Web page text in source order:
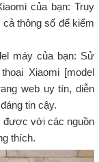
của bạn: Truy
thông số để kiểm
máy của bạn: Sử
Xiaomi [model
web uy tín, diễn
tin cậy.
được với các nguồn
thích.